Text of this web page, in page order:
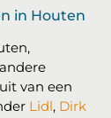
in Houten
van een
Lidl, Dirk